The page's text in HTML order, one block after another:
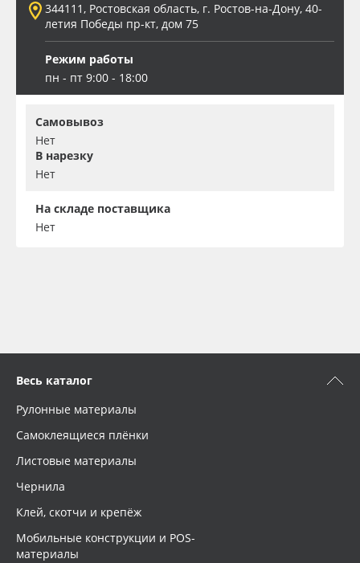
344111, Ростовская область, г. Ростов-на-Дону, 40-
летия Победы пр-кт, дом 75
Режим работы
пн - пт 9:00 - 18:00
Самовывоз
Нет
В нарезку
Нет
На складе поставщика
Нет
Весь каталог
Рулонные материалы
Самоклеящиеся плёнки
Листовые материалы
Чернила
Клей, скотчи и крепёж
Мобильные конструкции и POS-
материалы